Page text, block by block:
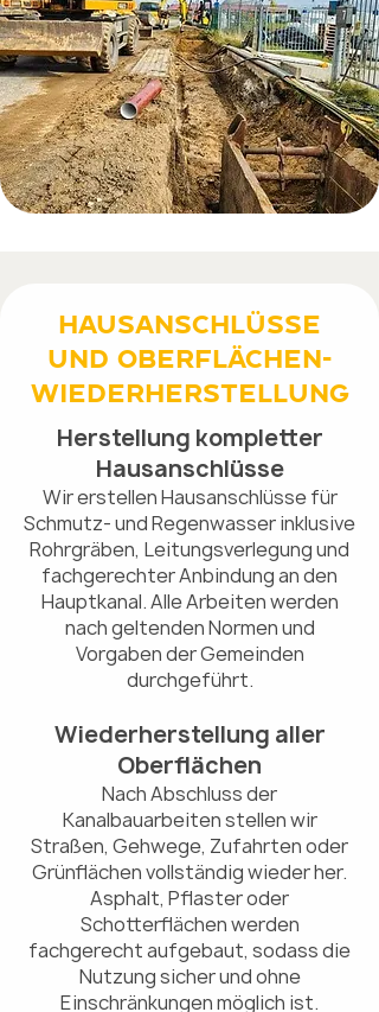
Hausanschlüsse
und Oberflächen-
wiederherstellung
Herstellung kompletter
Hausanschlüsse
Wir erstellen Hausanschlüsse für
Schmutz- und Regenwasser inklusive
Rohrgräben, Leitungsverlegung und
fachgerechter Anbindung an den
Hauptkanal. Alle Arbeiten werden
nach geltenden Normen und
Vorgaben der Gemeinden
durchgeführt.
Wiederherstellung aller
Oberflächen
Nach Abschluss der
Kanalbauarbeiten stellen wir
Straßen, Gehwege, Zufahrten oder
Grünflächen vollständig wieder her.
Asphalt, Pflaster oder
Schotterflächen werden
fachgerecht aufgebaut, sodass die
Nutzung sicher und ohne
Einschränkungen möglich ist.